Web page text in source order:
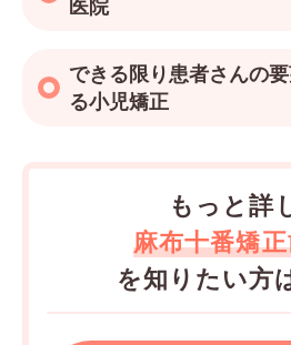
医院
できる限り患者さんの
る小児矯正
もっと詳
麻布十番矯
を知りたい方